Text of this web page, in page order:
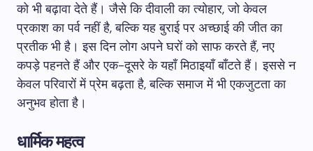
को भी बढ़ावा देते हैं। जैसे कि दीवाली का त्योहार, जो केवल
प्रकाश का पर्व नहीं है, बल्कि यह बुराई पर अच्छाई की जीत का
प्रतीक भी है। इस दिन लोग अपने घरों को साफ करते हैं, नए
कपड़े पहनते हैं और एक-दूसरे के यहाँ मिठाइयाँ बाँटते हैं। इससे न
केवल परिवारों में प्रेम बढ़ता है, बल्कि समाज में भी एकजुटता का
अनुभव होता है।
धार्मिक महत्व